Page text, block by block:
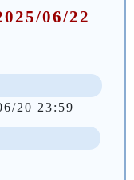
06/22
20 23:59